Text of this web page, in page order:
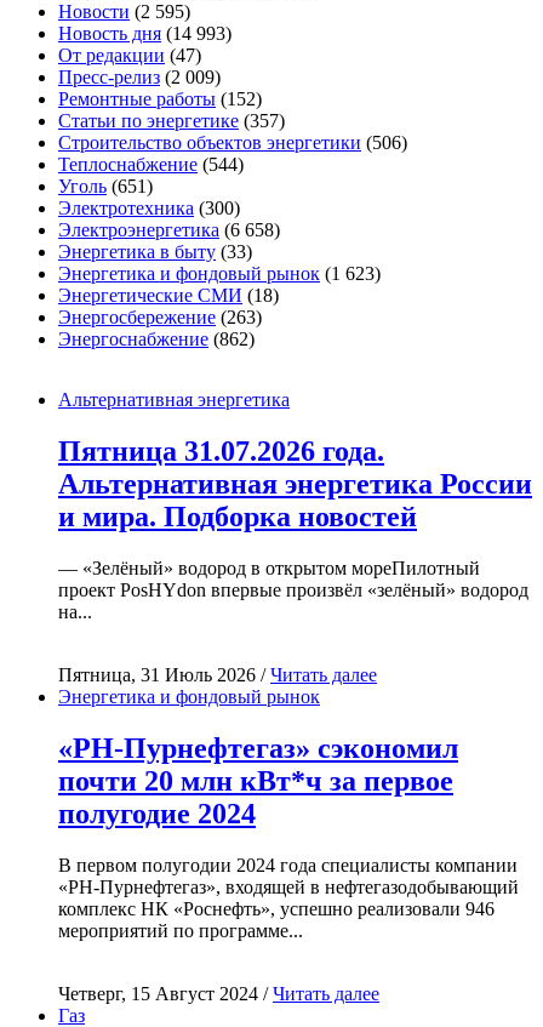
Новости (2 595)
Новость дня (14 993)
От редакции (47)
Пресс-релиз (2 009)
Ремонтные работы (152)
Статьи по энергетике (357)
Строительство объектов энергетики (506)
Теплоснабжение (544)
Уголь (651)
Электротехника (300)
Электроэнергетика (6 658)
Энергетика в быту (33)
Энергетика и фондовый рынок (1 623)
Энергетические СМИ (18)
Энергосбережение (263)
Энергоснабжение (862)
Альтернативная энергетика
Пятница 31.07.2026 года.
Альтернативная энергетика России
и мира. Подборка новостей
— «Зелёный» водород в открытом мореПилотный
проект PosHYdon впервые произвёл «зелёный» водород
на...
Пятница, 31 Июль 2026 /Читать далее
Энергетика и фондовый рынок
«РН-Пурнефтегаз» сэкономил
почти 20 млн кВт*ч за первое
полугодие 2024
В первом полугодии 2024 года специалисты компании
«РН-Пурнефтегаз», входящей в нефтегазодобывающий
комплекс НК «Роснефть», успешно реализовали 946
мероприятий по программе...
Четверг, 15 Август 2024 /Читать далее
Газ